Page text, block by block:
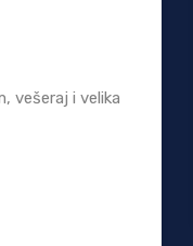
vešeraj i velika